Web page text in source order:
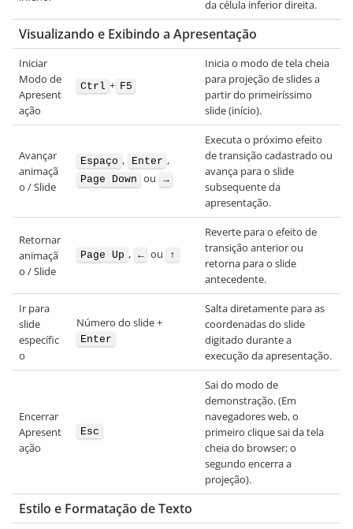
da célula inferior direita.
Visualizando e Exibindo a Apresentação
Iniciar
Modo de
Apresent
ação
Ctrl + F5
Inicia o modo de tela cheia
para projeção de slides a
partir do primeiríssimo
slide (início).
Avançar
animaçã
o / Slide
Espaço , Enter ,
Page Down ou →
Executa o próximo efeito
de transição cadastrado ou
avança para o slide
subsequente da
apresentação.
Retornar
animaçã
o / Slide
Page Up , ← ou ↑
Reverte para o efeito de
transição anterior ou
retorna para o slide
antecedente.
Ir para
slide
específic
o
Número do slide +
Enter
Salta diretamente para as
coordenadas do slide
digitado durante a
execução da apresentação.
Encerrar
Apresent
ação
Esc
Sai do modo de
demonstração. (Em
navegadores web, o
primeiro clique sai da tela
cheia do browser; o
segundo encerra a
projeção).
Estilo e Formatação de Texto